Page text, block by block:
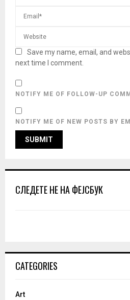
Save my name, email, and
next time I comment.
NOTIFY ME OF FOLLOW-UP
NOTIFY ME OF NEW POSTS BY
СЛЕДЕТЕ НЕ НА ФЕЈСБУК
CATEGORIES
Art